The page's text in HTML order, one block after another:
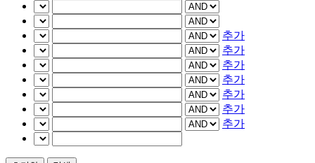
추가
추가
추가
추가
추가
추가
추가